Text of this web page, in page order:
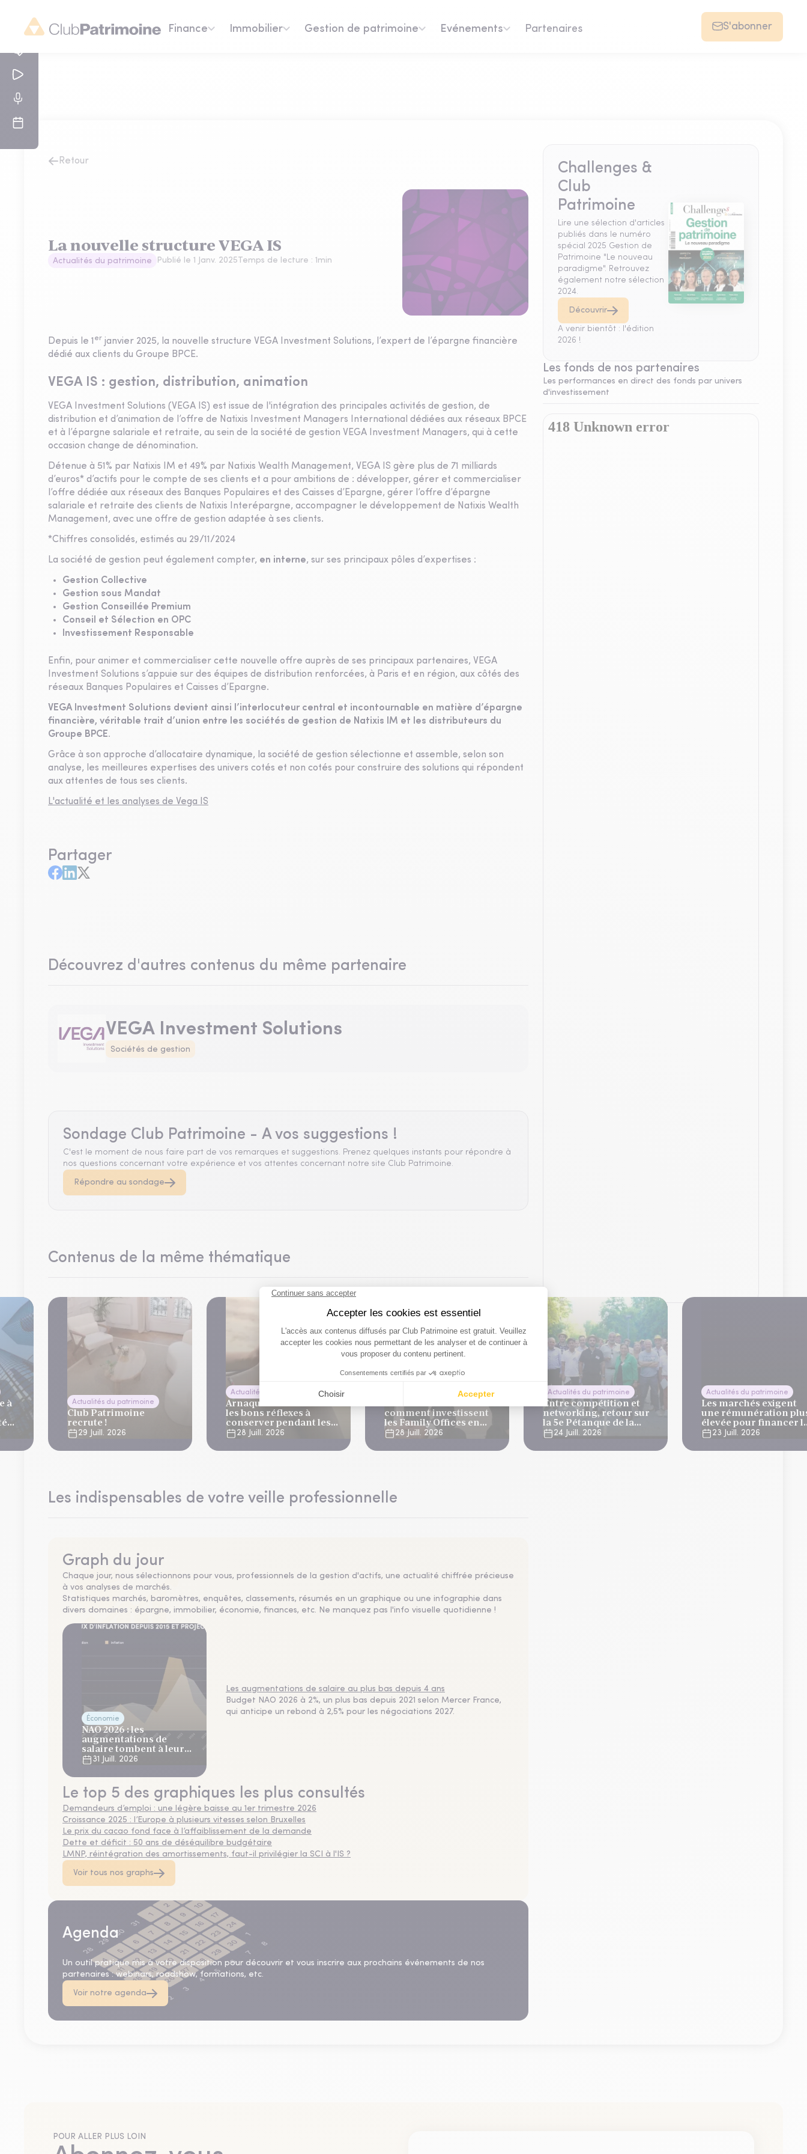
Finance Immobilier Gestion de patrimoine Evénements Partenaires S'abonner
Retour
La nouvelle structure VEGA IS
Actualités du patrimoine Publié le 1 Janv. 2025Temps de lecture : 1min
Depuis le 1 er janvier 2025, la nouvelle structure VEGA Investment Solutions, l’expert de l’épargne financière
dédié aux clients du Groupe BPCE.
VEGA IS : gestion, distribution, animation
VEGA Investment Solutions (VEGA IS) est issue de l'intégration des principales activités de gestion, de
distribution et d’animation de l’offre de Natixis Investment Managers International dédiées aux réseaux BPCE
et à l’épargne salariale et retraite, au sein de la société de gestion VEGA Investment Managers, qui à cette
occasion change de dénomination.
Détenue à 51% par Natixis IM et 49% par Natixis Wealth Management, VEGA IS gère plus de 71 milliards
d’euros* d’actifs pour le compte de ses clients et a pour ambitions de : développer, gérer et commercialiser
l’offre dédiée aux réseaux des Banques Populaires et des Caisses d’Epargne, gérer l’offre d’épargne
salariale et retraite des clients de Natixis Interépargne, accompagner le développement de Natixis Wealth
Management, avec une offre de gestion adaptée à ses clients.
*Chiffres consolidés, estimés au 29/11/2024
La société de gestion peut également compter, en interne, sur ses principaux pôles d’expertises :
Gestion Collective
Gestion sous Mandat
Gestion Conseillée Premium
Conseil et Sélection en OPC
Investissement Responsable
Enfin, pour animer et commercialiser cette nouvelle offre auprès de ses principaux partenaires, VEGA
Investment Solutions s’appuie sur des équipes de distribution renforcées, à Paris et en région, aux côtés des
réseaux Banques Populaires et Caisses d’Epargne.
VEGA Investment Solutions devient ainsi l’interlocuteur central et incontournable en matière d’épargne
financière, véritable trait d’union entre les sociétés de gestion de Natixis IM et les distributeurs du
Groupe BPCE.
Grâce à son approche d’allocataire dynamique, la société de gestion sélectionne et assemble, selon son
analyse, les meilleures expertises des univers cotés et non cotés pour construire des solutions qui répondent
aux attentes de tous ses clients.
L'actualité et les analyses de Vega IS
Partager
Découvrez d'autres contenus du même partenaire
VEGA Investment Solutions
Sociétés de gestion
Sondage Club Patrimoine - A vos suggestions !
C'est le moment de nous faire part de vos remarques et suggestions. Prenez quelques instants pour répondre à
nos questions concernant votre expérience et vos attentes concernant notre site Club Patrimoine.
Répondre au sondage
Contenus de la même thématique
à
Actualités du patrimoine
Club Patrimoine
recrute !
29 Juill. 2026
Actualités du patrimoine
Arnaques financières :
les bons réflexes à
conserver pendant les
vacances
28 Juill. 2026
Actualités du patrimoine
comment investissent
les Family Offices en
2026 ?
28 Juill. 2026
Actualités du patrimoine
Entre compétition et
networking, retour sur
la 5e Pétanque de la
Finance
24 Juill. 2026
Actualités du patrimoine
Les marchés exigent
une rémunération
élevée pour financer
dette française
23 Juill. 2026
Les indispensables de votre veille professionnelle
Graph du jour
Chaque jour, nous sélectionnons pour vous, professionnels de la gestion d'actifs, une actualité chiffrée précieuse
à vos analyses de marchés.
Statistiques marchés, baromètres, enquêtes, classements, résumés en un graphique ou une infographie dans
divers domaines : épargne, immobilier, économie, finances, etc. Ne manquez pas l'info visuelle quotidienne !
Économie
NAO 2026 : les
augmentations de
salaire tombent à leur
plus bas niveau depuis 4
ans
31 Juill. 2026
Les augmentations de salaire au plus bas depuis 4 ans
Budget NAO 2026 à 2%, un plus bas depuis 2021 selon Mercer France,
qui anticipe un rebond à 2,5% pour les négociations 2027.
Le top 5 des graphiques les plus consultés
Demandeurs d’emploi : une légère baisse au 1er trimestre 2026
Croissance 2025 : l’Europe à plusieurs vitesses selon Bruxelles
Le prix du cacao fond face à l’affaiblissement de la demande
Dette et déficit : 50 ans de déséquilibre budgétaire
LMNP, réintégration des amortissements, faut-il privilégier la SCI à l'IS ?
Voir tous nos graphs
Agenda
Un outil pratique mis à votre disposition pour découvrir et vous inscrire aux prochains événements de nos
partenaires : webinars, roadshow, formations, etc.
Voir notre agenda
Challenges &
Club
Patrimoine
Lire une sélection d'articles
publiés dans le numéro
spécial 2025 Gestion de
Patrimoine "Le nouveau
paradigme". Retrouvez
également notre sélection
2024.
Découvrir
A venir bientôt : l'édition
2026 !
Les fonds de nos partenaires
Les performances en direct des fonds par univers
d'investissement
POUR ALLER PLUS LOIN